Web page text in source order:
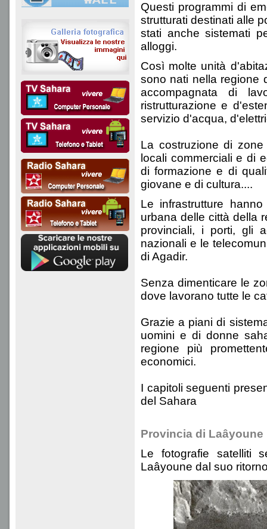
Questi programmi di
strutturati destinati alle
stati anche sistemati
alloggi.
Così molte unità
sono nati nella regione
accompagnata di
ristrutturazione e
servizio d'acqua,
La costruzione di
locali commerciali e di
di formazione e di
giovane e di cultura....
Le infrastrutture
urbana delle città della
provinciali, i porti, gli
nazionali e le
di Agadir.
Senza dimenticare le
dove lavorano tutte le
Grazie a piani di
uomini e di donne
regione più
economici.
I capitoli seguenti
del Sahara
Provincia di Laâyoune
Le fotografie satelliti
Laâyoune dal suo